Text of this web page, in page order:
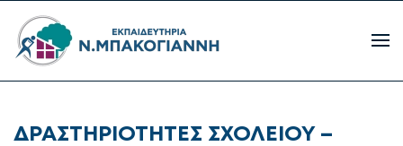
ΔΡΑΣΤΗΡΙΟΤΗΤΕΣ ΣΧΟΛΕΙΟΥ –